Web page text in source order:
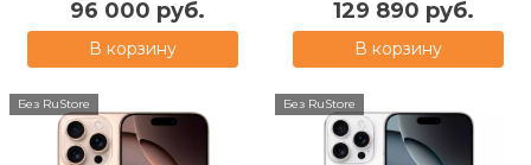
96 000 руб.
В корзину
129 890 руб.
В корзину
Без RuStore Без RuStore